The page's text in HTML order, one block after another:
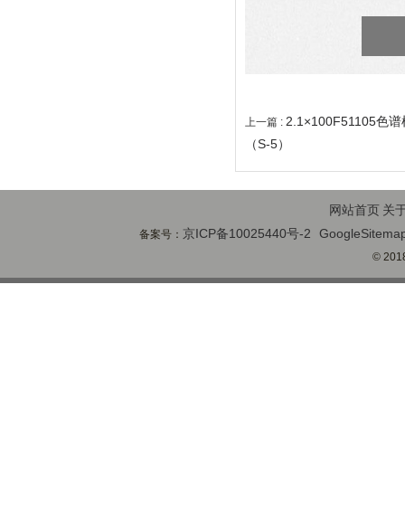
上一篇 : 2.1×100F51105色
（S-5）
网站首页 关
备案号： 京ICP备10025440号-2
©